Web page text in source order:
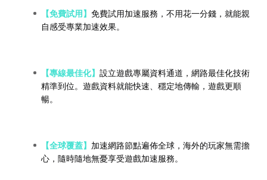
【免費試用】 免費試用加速服務，不用花一分錢，就能親
自感受專業加速效果。
【專線最佳化】 設立遊戲專屬資料通道，網路最佳化技術
精準到位。遊戲資料就能快速、穩定地傳輸，遊戲更順
暢。
【全球覆蓋】 加速網路節點遍佈全球，海外的玩家無需擔
心，隨時隨地無憂享受遊戲加速服務。